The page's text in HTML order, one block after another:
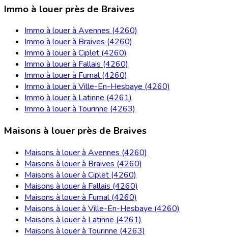
Immo à louer près de Braives
Immo à louer à Avennes (4260)
Immo à louer à Braives (4260)
Immo à louer à Ciplet (4260)
Immo à louer à Fallais (4260)
Immo à louer à Fumal (4260)
Immo à louer à Ville-En-Hesbaye (4260)
Immo à louer à Latinne (4261)
Immo à louer à Tourinne (4263)
Maisons à louer près de Braives
Maisons à louer à Avennes (4260)
Maisons à louer à Braives (4260)
Maisons à louer à Ciplet (4260)
Maisons à louer à Fallais (4260)
Maisons à louer à Fumal (4260)
Maisons à louer à Ville-En-Hesbaye (4260)
Maisons à louer à Latinne (4261)
Maisons à louer à Tourinne (4263)